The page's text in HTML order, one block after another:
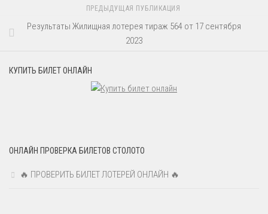
ПРЕДЫДУЩАЯ ПУБЛИКАЦИЯ
Результаты Жилищная лотерея тираж 564 от 17 сентября
2023
КУПИТЬ БИЛЕТ ОНЛАЙН
ОНЛАЙН ПРОВЕРКА БИЛЕТОВ СТОЛОТО
🔥 ПРОВЕРИТЬ БИЛЕТ ЛОТЕРЕЙ ОНЛАЙН 🔥